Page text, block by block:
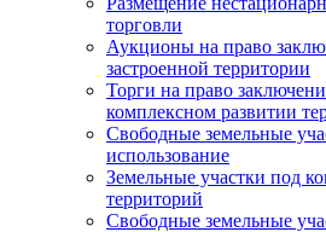
торговли
Аукционы на право
застроенной территории
Торги на право
комплексном развитии
Свободные земельные
использование
Земельные участки под
территорий
Свободные земельные